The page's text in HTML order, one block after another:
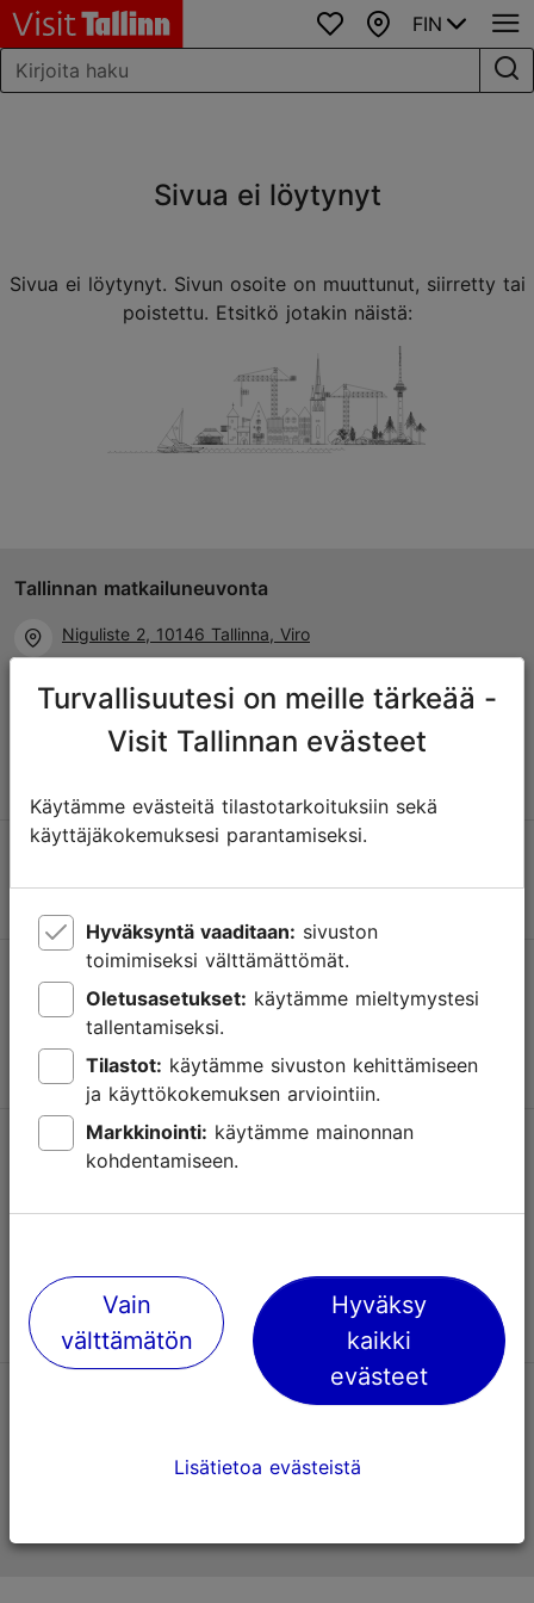
SuosikitKartta
FIN
Sivua ei löytynyt
Sivua ei löytynyt. Sivun osoite on muuttunut, siirretty tai
poistettu. Etsitkö jotakin näistä:
Tallinnan matkailuneuvonta
Niguliste 2, 10146 Tallinna, Viro
+372 645 7777
info@visittallinn.ee
Tallinnassa tapahtuu
Saa tietoa tulevista tapahtumista, uusista nähtävyyksistä,
erikoistarjouksista ja paljosta muusta.
Tuki
Ota yhteyttä
Viron virallinen matkailusivusto
Turvallisuutesi on meille tärkeää -
Visit Tallinnan evästeet
Käytämme evästeitä tilastotarkoituksiin sekä
käyttäjäkokemuksesi parantamiseksi.
Hyväksyntä vaaditaan:
toimimiseksi välttämättömät.
Oletusasetukset:
tallentamiseksi.
Tilastot:
ja käyttökokemuksen arviointiin.
Markkinointi:
kohdentamiseen.
Vain
välttämätön
Hyväksy
kaikki
evästeet
Lisätietoa evästeistä